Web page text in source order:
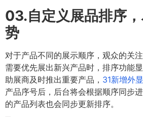
03.自定义展品排序
势
对于产品不同的展示顺序，观众的关
需要优先展出新兴产品时，排序功能
助展商及时推出重要产品， 31新增外
产品序号后，后台将会根据顺序同步
的产品列表也会同步更新排序。